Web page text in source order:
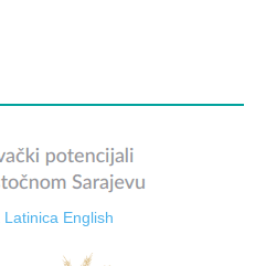
Latinica English